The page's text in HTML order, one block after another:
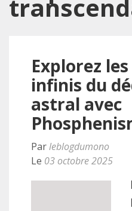
Explorez
infinis du
astral avec
Parleblogdumono
Le 03 octobre 2025